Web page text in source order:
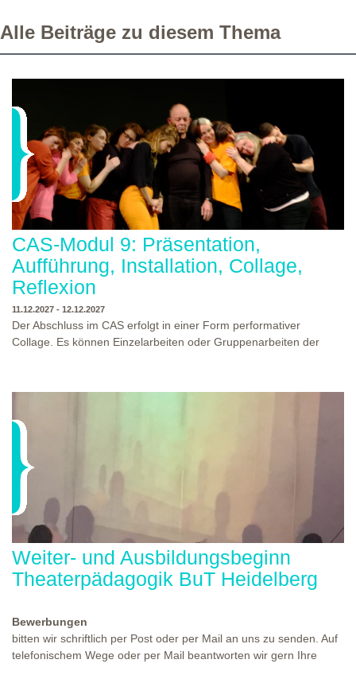
Alle Beiträge zu diesem Thema
CAS-Modul 9: Präsentation,
Aufführung, Installation, Collage,
Reflexion
11.12.2027 - 12.12.2027
Der Abschluss im CAS erfolgt in einer Form performativer
Collage. Es können Einzelarbeiten oder Gruppenarbeiten der
Ausbildungsprogramm zu erleben. Die Studierenden des
oder Präsentation. Wir freuen uns über Begegnungen und
WO?
Weiter- und Ausbildungsbeginn
Theaterpädagogik BuT Heidelberg
Bewerbungen
bitten wir schriftlich per Post oder per Mail an uns zu senden. Auf
telefonischem Wege oder per Mail beantworten wir gern Ihre